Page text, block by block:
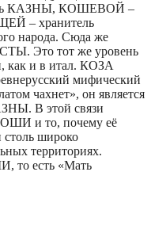
КАЗНЫ, КОШЕВОЙ –
– хранитель
народа. Сюда же
Это тот же уровень
как и в итал. КОЗА
мифический
чахнет», он является
В этой связи
и то, почему её
столь широко
территориях.
есть «Мать